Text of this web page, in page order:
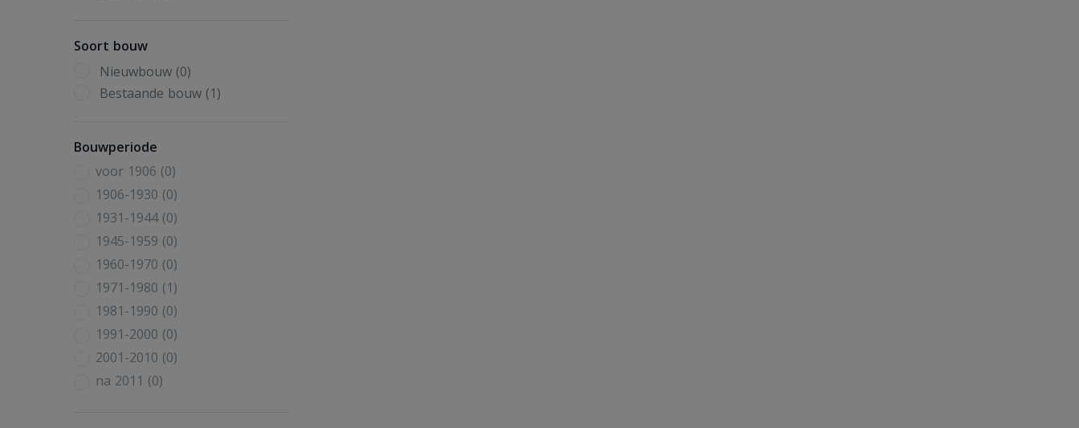
Soort bouw
Nieuwbouw (0)
Bestaande bouw (1)
Bouwperiode
voor 1906 (0)
1906-1930 (0)
1931-1944 (0)
1945-1959 (0)
1960-1970 (0)
1971-1980 (1)
1981-1990 (0)
1991-2000 (0)
2001-2010 (0)
na 2011 (0)